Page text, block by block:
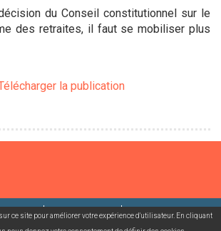
du Conseil constitutionnel sur le
des retraites, il faut se mobiliser plus
la publication
Mentions légales Contact
ce site pour améliorer votre expérience d'utilisateur. En cliquant